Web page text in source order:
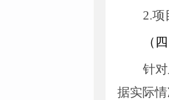
2.项
（
针
据实际